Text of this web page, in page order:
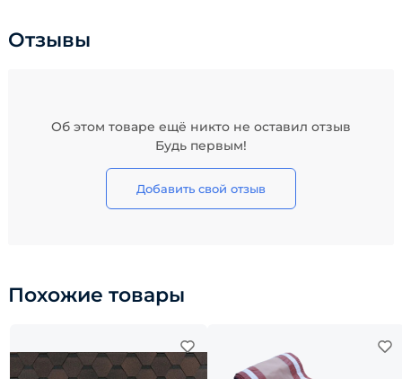
Отзывы
Об этом товаре ещё никто не оставил отзыв
Будь первым!
Добавить свой отзыв
Похожие товары